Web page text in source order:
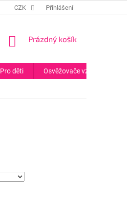
CZK Přihlášení
NÁKUPNÍ
Prázdný košík
Pro děti Osvěžovače vzduchu